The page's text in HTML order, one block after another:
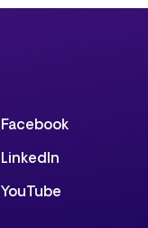
Facebook
LinkedIn
YouTube